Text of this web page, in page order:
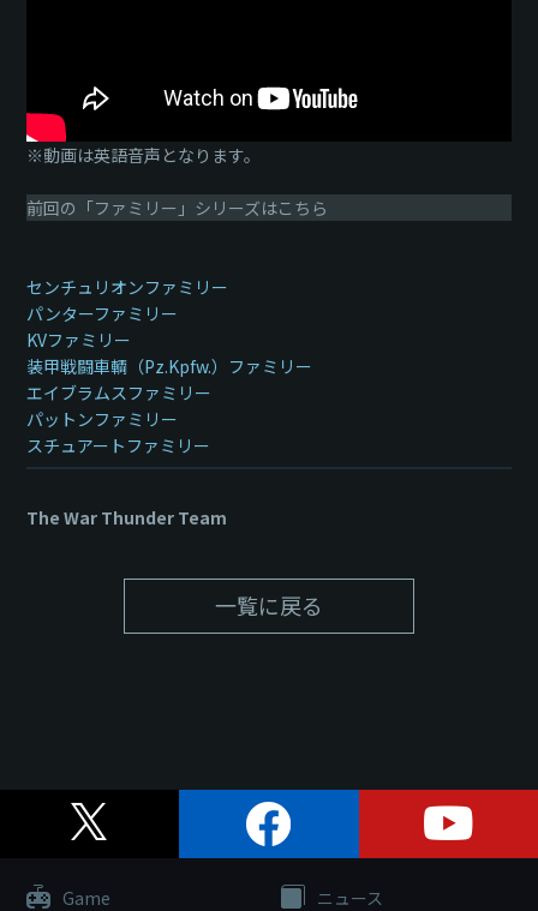
※動画は英語音声となります。
前回の「ファミリー」シリーズはこちら
センチュリオンファミリー
パンターファミリー
KVファミリー
装甲戦闘車輌（Pz.Kpfw.）ファミリー
エイブラムスファミリー
パットンファミリー
スチュアートファミリー
The War Thunder Team
一覧に戻る
Game
ニュース